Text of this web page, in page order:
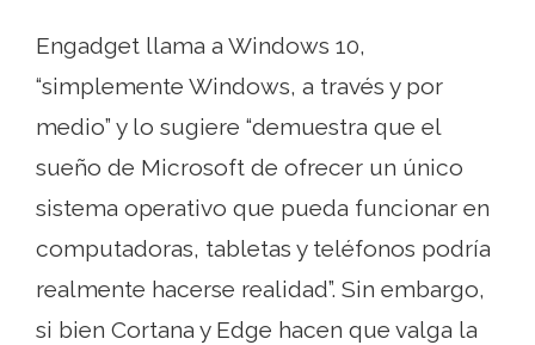
Engadget llama a Windows 10,
“simplemente Windows, a través y por
medio” y lo sugiere “demuestra que el
sueño de Microsoft de ofrecer un único
sistema operativo que pueda funcionar en
computadoras, tabletas y teléfonos podría
realmente hacerse realidad”. Sin embargo,
si bien Cortana y Edge hacen que valga la